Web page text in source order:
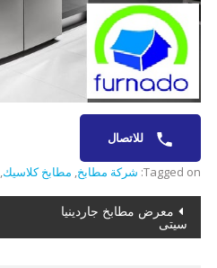
للاتصال
Tagged on: شركة مطابخ, مطابخ كلاسيك,
تصفّح
المقالات
معرض مطابخ جاردينيا
سيتى